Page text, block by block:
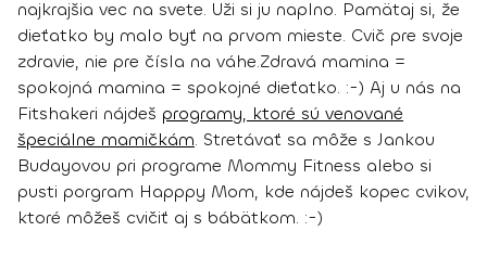
najkrajšia vec na svete. Uži si ju naplno. Pamätaj si, že
dieťatko by malo byť na prvom mieste. Cvič pre svoje
zdravie, nie pre čísla na váhe.Zdravá mamina =
spokojná mamina = spokojné dieťatko. :-) Aj u nás na
Fitshakeri nájdeš programy, ktoré sú venované
špeciálne mamičkám. Stretávať sa môže s Jankou
Budayovou pri programe Mommy Fitness alebo si
pusti porgram Happpy Mom, kde nájdeš kopec cvikov,
ktoré môžeš cvičiť aj s bábätkom. :-)